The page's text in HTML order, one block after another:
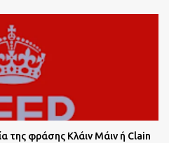
της φράσης Κλάιν Μάιν ή Clain